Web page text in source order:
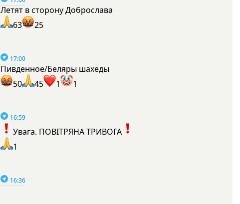
Летят в сторону Доброслава
63
25
17:00
Пивденное/Беляры шахеды
50
45 1 1
16:59
Увага. ПОВІТРЯНА ТРИВОГА
1
16:36